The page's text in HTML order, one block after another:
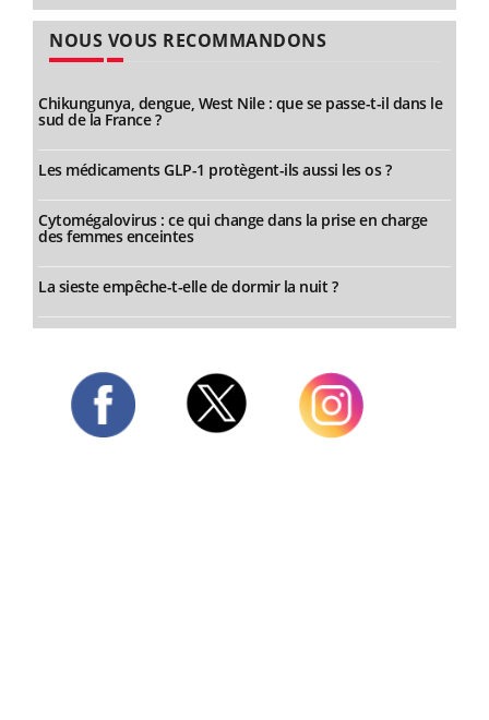
NOUS VOUS RECOMMANDONS
Chikungunya, dengue, West Nile : que se passe-t-il dans le
sud de la France ?
Les médicaments GLP-1 protègent-ils aussi les os ?
Cytomégalovirus : ce qui change dans la prise en charge
des femmes enceintes
La sieste empêche-t-elle de dormir la nuit ?